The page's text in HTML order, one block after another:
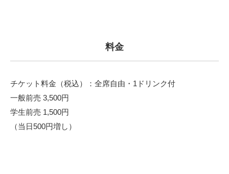
料金
チケット料金（税込）：全席自由・1ドリンク付
一般前売 3,500円
学生前売 1,500円
（当日500円増し）